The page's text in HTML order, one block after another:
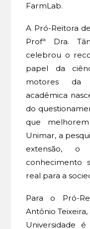
FarmLab.
A Pró-Reitora
Profª Dra.
celebrou o
papel da
motores da
acadêmica
do
que
Unimar, a
extensão,
conhecimento
real para a
Para o Pró-
Antônio
Universidade